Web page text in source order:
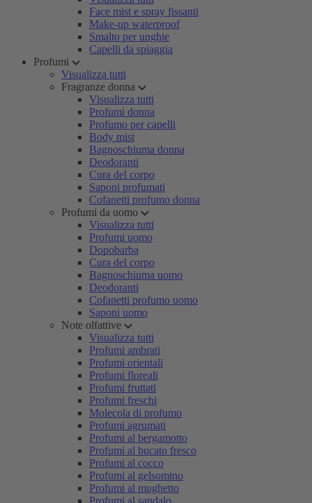
Face mist e spray fissanti
Make-up waterproof
Smalto per unghie
Capelli da spiaggia
Profumi
Visualizza tutti
Fragranze donna
Visualizza tutti
Profumi donna
Profumo per capelli
Body mist
Bagnoschiuma donna
Deodoranti
Cura del corpo
Saponi profumati
Cofanetti profumo donna
Profumi da uomo
Visualizza tutti
Profumi uomo
Dopobarba
Cura del corpo
Bagnoschiuma uomo
Deodoranti
Cofanetti profumo uomo
Saponi uomo
Note olfattive
Visualizza tutti
Profumi ambrati
Profumi orientali
Profumi floreali
Profumi fruttati
Profumi freschi
Molecola di profumo
Profumi agrumati
Profumi al bergamotto
Profumi al bucato fresco
Profumi al cocco
Profumi al gelsomino
Profumi al mughetto
Profumi al sandalo